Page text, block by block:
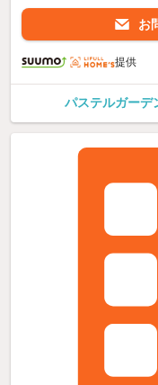
お
提供
パステルガーデ